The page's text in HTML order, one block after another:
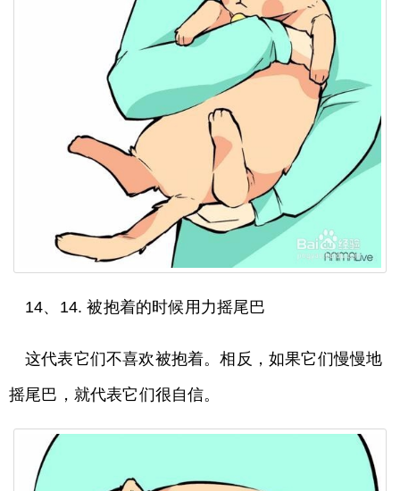
14、14. 被抱着的时候用力摇尾巴
这代表它们不喜欢被抱着。相反，如果它们慢慢地
摇尾巴，就代表它们很自信。